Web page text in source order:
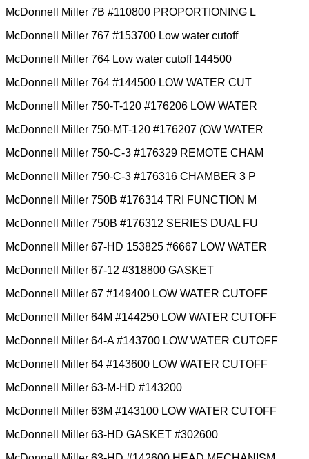
McDonnell Miller 7B #110800 PROPORTIONING L
McDonnell Miller 767 #153700 Low water cutoff
McDonnell Miller 764 Low water cutoff 144500
McDonnell Miller 764 #144500 LOW WATER CUT
McDonnell Miller 750-T-120 #176206 LOW WATER
McDonnell Miller 750-MT-120 #176207 (OW WATER
McDonnell Miller 750-C-3 #176329 REMOTE CHAM
McDonnell Miller 750-C-3 #176316 CHAMBER 3 P
McDonnell Miller 750B #176314 TRI FUNCTION M
McDonnell Miller 750B #176312 SERIES DUAL FU
McDonnell Miller 67-HD 153825 #6667 LOW WATER
McDonnell Miller 67-12 #318800 GASKET
McDonnell Miller 67 #149400 LOW WATER CUTOFF
McDonnell Miller 64M #144250 LOW WATER CUTOFF
McDonnell Miller 64-A #143700 LOW WATER CUTOFF
McDonnell Miller 64 #143600 LOW WATER CUTOFF
McDonnell Miller 63-M-HD #143200
McDonnell Miller 63M #143100 LOW WATER CUTOFF
McDonnell Miller 63-HD GASKET #302600